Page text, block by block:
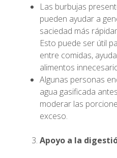
Las burbujas
pueden ayudar a
saciedad más
Esto puede ser útil
entre comidas,
alimentos
Algunas personas
agua gasificada
moderar las
exceso.
Apoyo a la